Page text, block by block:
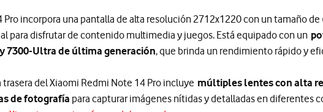
Pro incorpora una pantalla de alta resolución 2712x1220 con un tamaño
para disfrutar de contenido multimedia y juegos. Está equipado con un
7300-Ultra de última generación, que brinda un rendimiento rápido y
trasera del Xiaomi Redmi Note 14 Pro incluye múltiples lentes con alta
de fotografía para capturar imágenes nítidas y detalladas en diferentes